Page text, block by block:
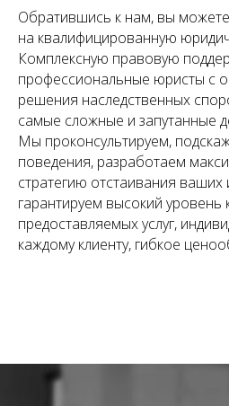
Обратившись к нам, вы
на квалифицированную
Комплексную правовую
профессиональные юристы с
решения наследственных
самые сложные и запутанные
Мы проконсультируем,
поведения, разработаем
стратегию отстаивания
гарантируем высокий уровень
предоставляемых услуг,
каждому клиенту, гибкое